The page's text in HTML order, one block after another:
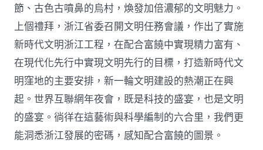
節、古色古噴鼻的烏村，煥發加倍濃郁的文明魅力。
上個禮拜，浙江省委召開文明任務會議，作出了實施
新時代文明浙江工程，在配合富饒中實現精力富有、
在現代化先行中實現文明先行的目標，打造新時代文
明窪地的主要安排，新一輪文明建設的熱潮正在興
起。世界互聯網年夜會，既是科技的盛宴，也是文明
的盛宴。徜徉在這藝術與科學編制的六合里，我們更
能洞悉浙江發展的密碼，感知配合富饒的圖景。